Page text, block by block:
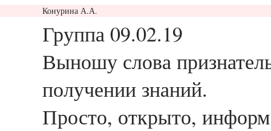
Конурина А.А.
Группа 09.02.19
Выношу слова
получении знаний.
Просто, открыто,